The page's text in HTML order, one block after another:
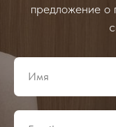
предложение о